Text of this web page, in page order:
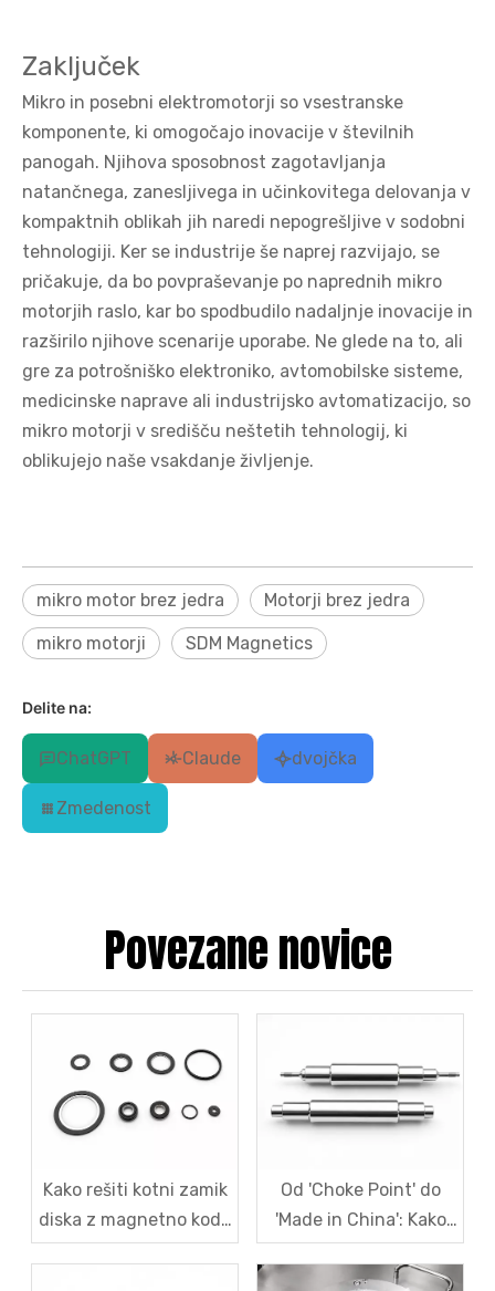
Zaključek
Mikro in posebni elektromotorji so vsestranske
komponente, ki omogočajo inovacije v številnih
panogah. Njihova sposobnost zagotavljanja
natančnega, zanesljivega in učinkovitega delovanja v
kompaktnih oblikah jih naredi nepogrešljive v sodobni
tehnologiji. Ker se industrije še naprej razvijajo, se
pričakuje, da bo povpraševanje po naprednih mikro
motorjih raslo, kar bo spodbudilo nadaljnje inovacije in
razširilo njihove scenarije uporabe. Ne glede na to, ali
gre za potrošniško elektroniko, avtomobilske sisteme,
medicinske naprave ali industrijsko avtomatizacijo, so
mikro motorji v središču neštetih tehnologij, ki
oblikujejo naše vsakdanje življenje.
mikro motor brez jedra Motorji brez jedra
mikro motorji SDM Magnetics
Delite na:
ChatGPT Claude dvojčka
Zmedenost
Povezane novice
Kako rešiti kotni zamik
diska z magnetno kodo
v senzorjih robotskega
Od 'Choke Point' do
'Made in China': Kako
SDM kuje domačo moč
v rotorjih motorjev z